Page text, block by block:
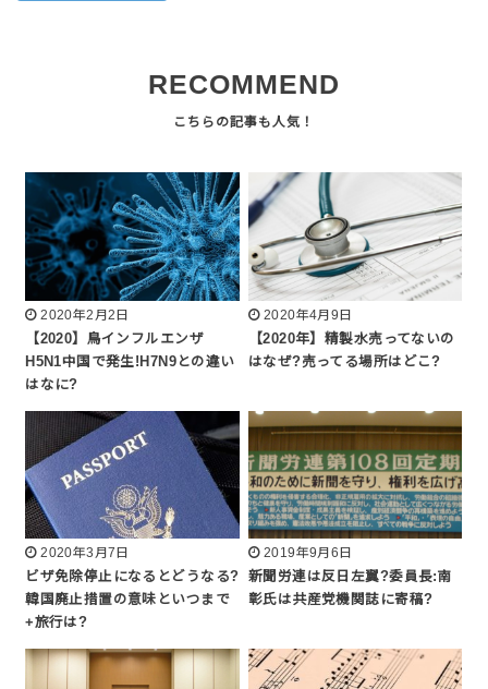
RECOMMEND
2020年2月2日
【2020】鳥インフルエンザ
H5N1中国で発生!H7N9との違い
はなに?
2020年4月9日
【2020年】精製水売ってないの
はなぜ?売ってる場所はどこ?
2020年3月7日
ビザ免除停止になるとどうなる?
韓国廃止措置の意味といつまで
+旅行は?
2019年9月6日
新聞労連は反日左翼?委員長:南
彰氏は共産党機関誌に寄稿?